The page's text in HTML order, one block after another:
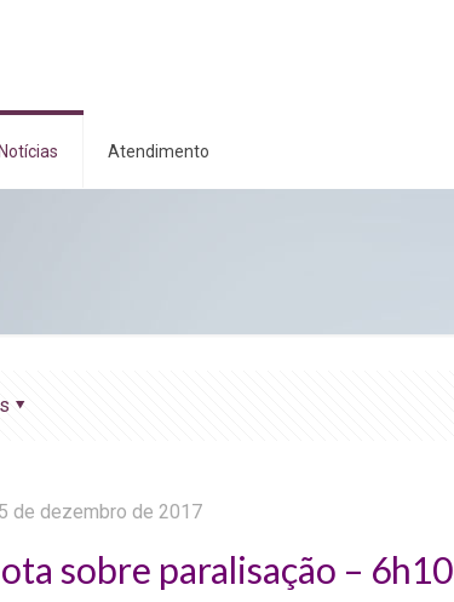
Notícias Atendimento
5 de dezembro de 2017
sobre paralisação – 6h10